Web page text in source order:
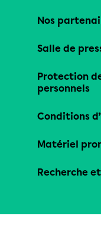
Nos
Salle de
Protection
personnels
Conditions
Matériel
Recherche